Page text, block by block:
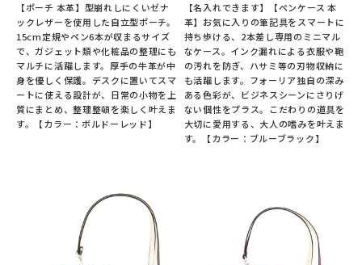
【ポーチ 本革】型崩れしにくいゼナ
ックレザーを使用した自立型ポーチ。
15cm定規やペン6本が収まるサイズ
で、ガジェット類や化粧品の整理にも
マルチに活躍します。厚手の牛革が中
身を優しく保護。デスクに置いてスマ
ートに使える設計が、日常の小物を上
質にまとめ、整理整頓を楽しく叶えま
す。【カラー：ボルドーレッド】
【名入れできます】【ペンケース 本
革】お気に入りの筆記具をスマートに
持ち歩ける、2本差し専用のミニマル
なケース。インク漏れによる衣服や鞄
の汚れを防ぎ、ハサミ等の刃物収納に
も活躍します。フォーリア独自の深み
ある色彩が、ビジネスシーンにさりげ
ない個性をプラス。こだわりの道具を
大切に愛用する、大人の嗜みを叶えま
す。【カラー：ブルーブラック】